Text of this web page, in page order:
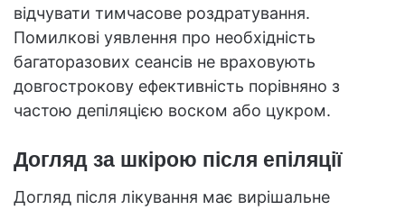
відчувати тимчасове роздратування.
Помилкові уявлення про необхідність
багаторазових сеансів не враховують
довгострокову ефективність порівняно з
частою депіляцією воском або цукром.
Догляд за шкірою після епіляції
Догляд після лікування має вирішальне